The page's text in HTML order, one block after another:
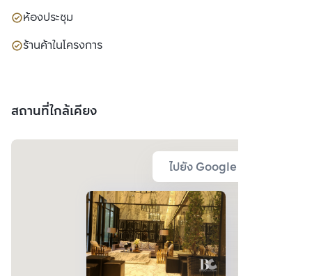
ห้องประชุม
ร้านค้าในโครงการ
สถานที่ใกล้เคียง
ไปยัง Google Map